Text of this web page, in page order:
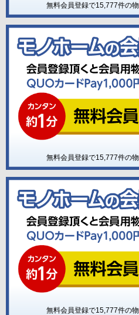
無料会員登録で15,777件の
無料会員登録で15,777件の
無料会員登録で15,777件の